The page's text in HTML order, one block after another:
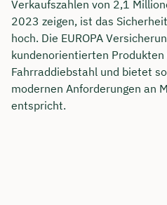
Verkaufszahlen von 2,1
2023 zeigen, ist das
hoch. Die EUROPA
kundenorientierten
Fahrraddiebstahl und bietet
modernen Anforderungen an
entspricht.